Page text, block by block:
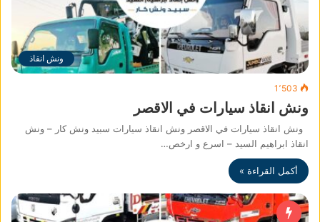
ونش انقاذ
1٬503
ونش انقاذ سيارات في الاقصر
ونش انقاذ سيارات في الاقصر ونش انقاذ سيارات سبيد ونش كار – ونش
انقاذ ابراهيم السيد – اسرع و ارخص…
أكمل القراءة »